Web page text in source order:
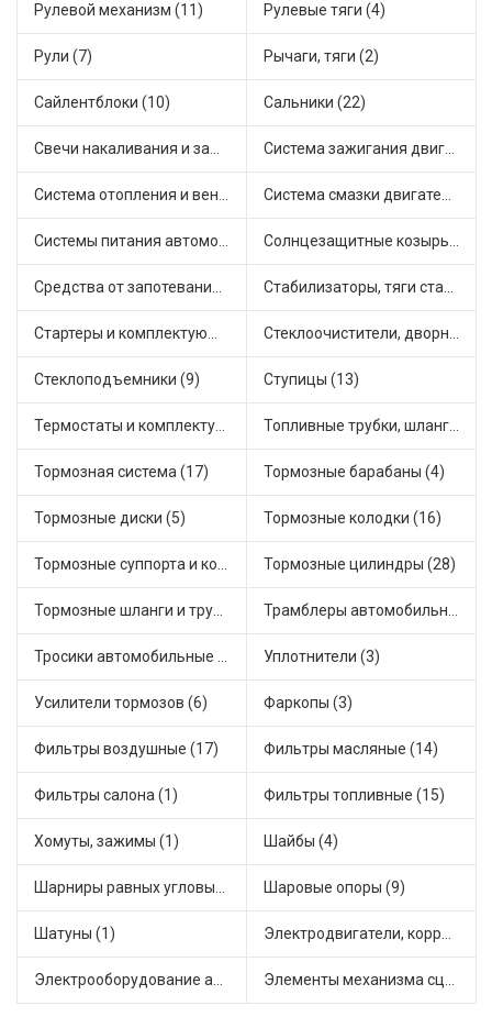
Рулевой механизм (11) Рулевые тяги (4)
Рули (7) Рычаги, тяги (2)
Сайлентблоки (10) Сальники (22)
Свечи накаливания и зажигания (22) Система зажигания двигателя (5)
Система отопления и вентиляции (8) Система смазки двигателя (8)
Системы питания автомобиля (15) Солнцезащитные козырьки для салона автомобиля (1)
Средства от запотевания и размораживатели стекла (1) Стабилизаторы, тяги стабилизатора, стойки стабилиз (5)
Стартеры и комплектующие (27) Стеклоочистители, дворники (2)
Стеклоподъемники (9) Ступицы (13)
Термостаты и комплектующие системы охлаждения (50) Топливные трубки, шланги, магистрали и рампы (4)
Тормозная система (17) Тормозные барабаны (4)
Тормозные диски (5) Тормозные колодки (16)
Тормозные суппорта и комплектующие (3) Тормозные цилиндры (28)
Тормозные шланги и трубки (7) Трамблеры автомобильные (18)
Тросики автомобильные (18) Уплотнители (3)
Усилители тормозов (6) Фаркопы (3)
Фильтры воздушные (17) Фильтры масляные (14)
Фильтры салона (1) Фильтры топливные (15)
Хомуты, зажимы (1) Шайбы (4)
Шарниры равных угловых скоростей, приводные валы (16) Шаровые опоры (9)
Шатуны (1) Электродвигатели, корректоры и приводы автомобильн (30)
Электрооборудование автомобилей (12) Элементы механизма сцепления (45)